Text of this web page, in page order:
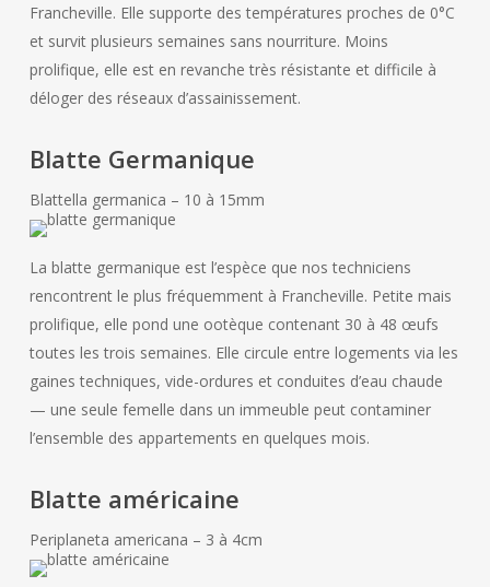
Francheville. Elle supporte des températures proches de 0°C
et survit plusieurs semaines sans nourriture. Moins
prolifique, elle est en revanche très résistante et difficile à
déloger des réseaux d’assainissement.
Blatte Germanique
Blattella germanica – 10 à 15mm
La blatte germanique est l’espèce que nos techniciens
rencontrent le plus fréquemment à Francheville. Petite mais
prolifique, elle pond une ootèque contenant 30 à 48 œufs
toutes les trois semaines. Elle circule entre logements via les
gaines techniques, vide-ordures et conduites d’eau chaude
— une seule femelle dans un immeuble peut contaminer
l’ensemble des appartements en quelques mois.
Blatte américaine
Periplaneta americana – 3 à 4cm